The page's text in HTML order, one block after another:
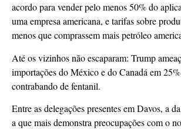
acordo para vender pelo menos 50% do
uma empresa americana, e tarifas sobre
menos que comprassem mais petróleo
Até os vizinhos não escaparam: Trump
importações do México e do Canadá em
contrabando de fentanil.
Entre as delegações presentes em Davos, a
a que mais demonstra preocupações com o